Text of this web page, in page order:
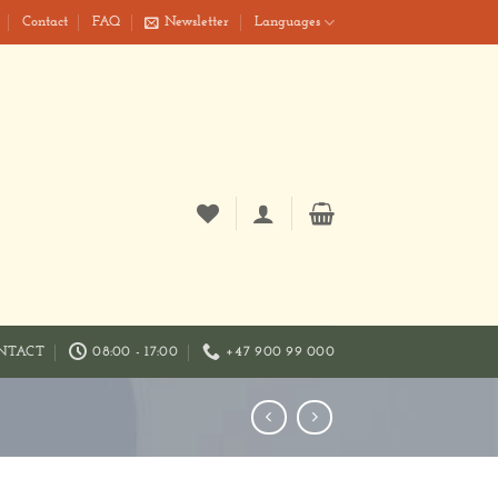
Contact FAQ Newsletter Languages
08:00 - 17:00 +47 900 99 000